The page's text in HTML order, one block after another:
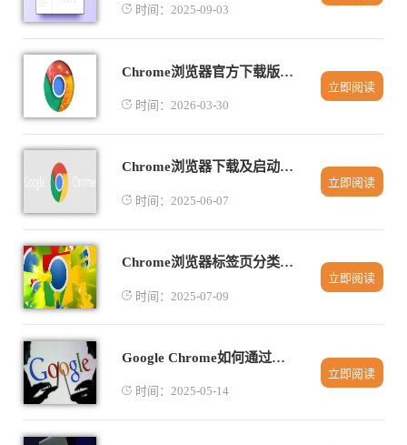
时间：2025-09-03
Chrome浏览器官方下载版本选择指南
时间：2026-03-30
立即阅读
Chrome浏览器下载及启动速度优化方法
时间：2025-06-07
立即阅读
Chrome浏览器标签页分类管理技巧
时间：2025-07-09
立即阅读
Google Chrome如何通过智能推荐提升插件功能
时间：2025-05-14
立即阅读